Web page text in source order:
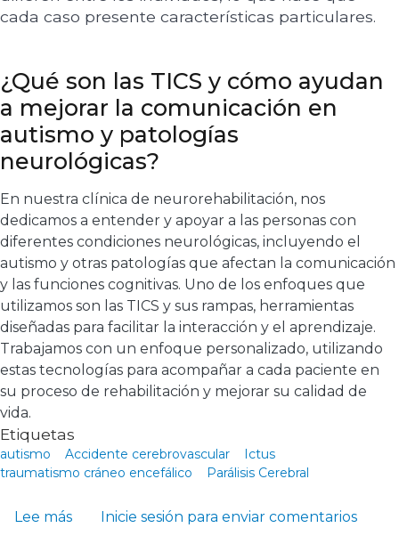
cada caso presente características particulares.
¿Qué son las TICS y cómo ayudan
a mejorar la comunicación en
autismo y patologías
neurológicas?
En nuestra clínica de neurorehabilitación, nos
dedicamos a entender y apoyar a las personas con
diferentes condiciones neurológicas, incluyendo el
autismo y otras patologías que afectan la comunicación
y las funciones cognitivas. Uno de los enfoques que
utilizamos son las TICS y sus rampas, herramientas
diseñadas para facilitar la interacción y el aprendizaje.
Trabajamos con un enfoque personalizado, utilizando
estas tecnologías para acompañar a cada paciente en
su proceso de rehabilitación y mejorar su calidad de
vida.
Etiquetas
autismo Accidente cerebrovascular
Ictus
traumatismo cráneo encefálico
Parálisis Cerebral
Lee mássobre ¿Qué son las TICS y cómo ayudan a
Inicie sesión para enviar comentarios